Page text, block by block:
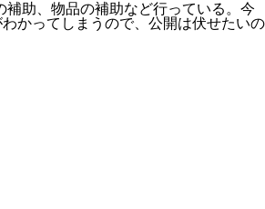
助、物品の補助など行っている。今
かってしまうので、公開は伏せたいの